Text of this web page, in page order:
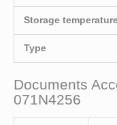
Storage
Type
Documents
071N4256